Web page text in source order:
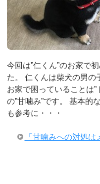
今回は”仁くん”のお家で
た。 仁くんは柴犬の男の
お家で困っていることは”
の”甘噛み”です。 基本的
も参考に・・・
「甘噛みへの対処